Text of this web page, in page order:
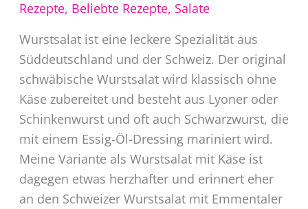
Rezepte, Beliebte Rezepte, Salate
Wurstsalat ist eine leckere Spezialität aus
Süddeutschland und der Schweiz. Der original
schwäbische Wurstsalat wird klassisch ohne
Käse zubereitet und besteht aus Lyoner oder
Schinkenwurst und oft auch Schwarzwurst, die
mit einem Essig-Öl-Dressing mariniert wird.
Meine Variante als Wurstsalat mit Käse ist
dagegen etwas herzhafter und erinnert eher
an den Schweizer Wurstsalat mit Emmentaler